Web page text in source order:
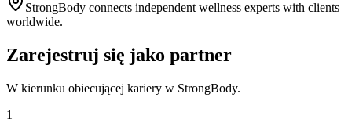
StrongBody connects independent wellness experts with clients
worldwide.
Zarejestruj się jako partner
W kierunku obiecującej kariery w StrongBody.
1